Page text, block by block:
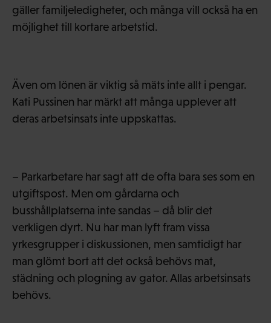
gäller familjeledigheter, och många vill också ha en
möjlighet till kortare arbetstid.
Även om lönen är viktig så mäts inte allt i pengar.
Kati Pussinen har märkt att många upplever att
deras arbetsinsats inte uppskattas.
– Parkarbetare har sagt att de ofta bara ses som en
utgiftspost. Men om gårdarna och
busshållplatserna inte sandas – då blir det
verkligen dyrt. Nu har man lyft fram vissa
yrkesgrupper i diskussionen, men samtidigt har
man glömt bort att det också behövs mat,
städning och plogning av gator. Allas arbetsinsats
behövs.